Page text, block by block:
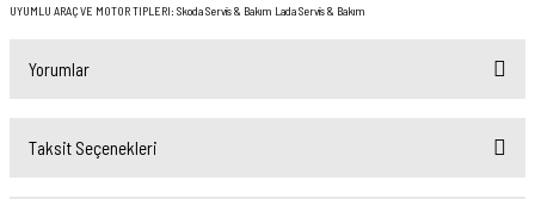
UYUMLU ARAÇ VE MOTOR TIPLERI: Skoda Servis & Bakım Lada Servis & Bakım
Yorumlar
Taksit Seçenekleri